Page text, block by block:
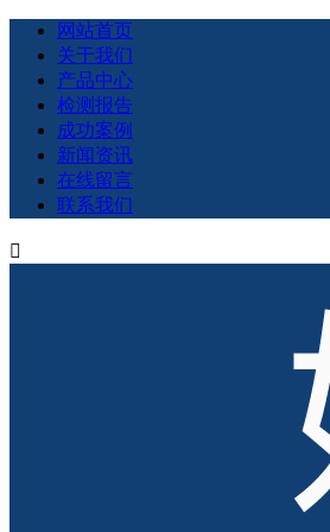
网站首页
关于我们
产品中心
检测报告
成功案例
新闻资讯
在线留言
联系我们
